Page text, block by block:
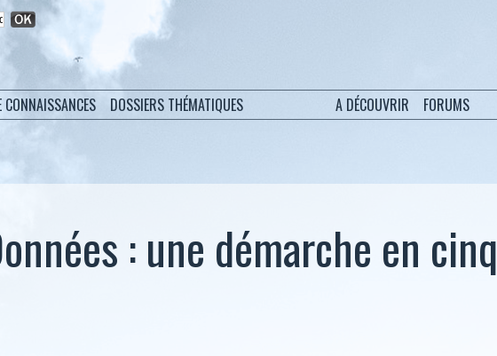
CONNAISSANCES DOSSIERS THÉMATIQUES A DÉCOUVRIR FORUMS
: une démarche en cinq